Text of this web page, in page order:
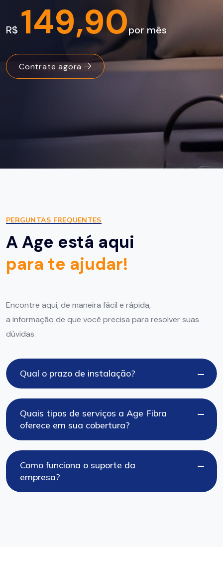
R$ 149,90por mês
Contrate agora
PERGUNTAS FREQUENTES
A Age está aqui
para te ajudar!
Encontre aqui, de maneira fácil e rápida,
a informação de que você precisa para resolver suas
dúvidas.
Qual o prazo de instalação?
Quais tipos de serviços a Age Fibra
oferece em sua cobertura?
Como funciona o suporte da
empresa?